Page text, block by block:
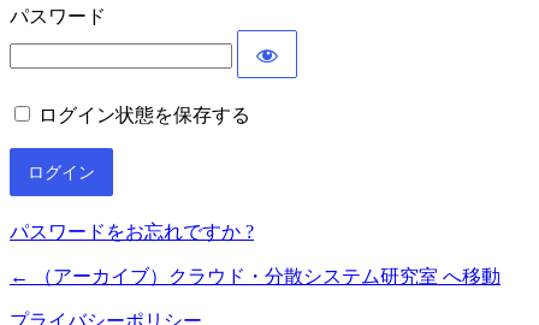
パスワード
ログイン状態を保存する
パスワードをお忘れですか ?
← （アーカイブ）クラウド・分散システム研究室 へ移動